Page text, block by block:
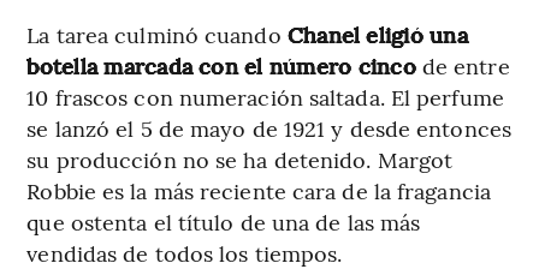
La tarea culminó cuando Chanel eligió una
botella marcada con el número cincode entre
10 frascos con numeración saltada. El perfume
se lanzó el 5 de mayo de 1921 y desde entonces
su producción no se ha detenido. Margot
Robbie es la más reciente cara de la fragancia
que ostenta el título de una de las más
vendidas de todos los tiempos.